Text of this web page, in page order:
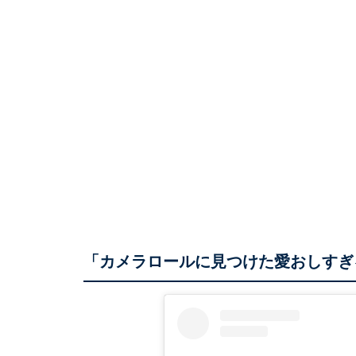
「カメラロールに見つけた愛おしす